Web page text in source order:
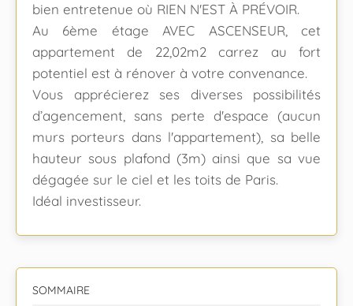
bien entretenue où RIEN N'EST À PRÉVOIR.
Au 6ème étage AVEC ASCENSEUR, cet
appartement de 22,02m2 carrez au fort
potentiel est à rénover à votre convenance.
Vous apprécierez ses diverses possibilités
d’agencement, sans perte d'espace (aucun
murs porteurs dans l'appartement), sa belle
hauteur sous plafond (3m) ainsi que sa vue
dégagée sur le ciel et les toits de Paris.
Idéal investisseur.
SOMMAIRE